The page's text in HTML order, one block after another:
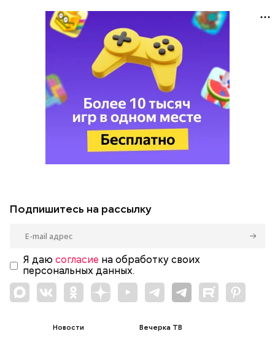
Подпишитесь на рассылку
Я даю согласие на обработку своих
персональных данных.
Новости
Вечерка ТВ